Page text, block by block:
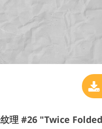
纹理 #26 "Twice